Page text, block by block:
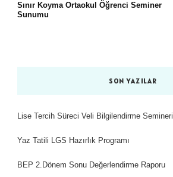
Sınır Koyma Ortaokul Öğrenci Seminer
Sunumu
SON YAZILAR
Lise Tercih Süreci Veli Bilgilendirme Semineri
Yaz Tatili LGS Hazırlık Programı
BEP 2.Dönem Sonu Değerlendirme Raporu